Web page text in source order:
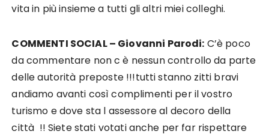
vita in più insieme a tutti gli altri miei colleghi.
COMMENTI SOCIAL – Giovanni Parodi: C’è poco
da commentare non c è nessun controllo da parte
delle autorità preposte !!!tutti stanno zitti bravi
andiamo avanti così complimenti per il vostro
turismo e dove sta l assessore al decoro della
città !! Siete stati votati anche per far rispettare